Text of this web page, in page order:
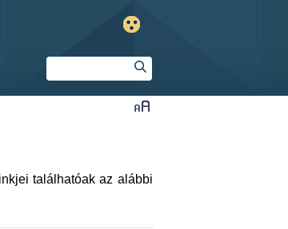
találhatóak az alábbi